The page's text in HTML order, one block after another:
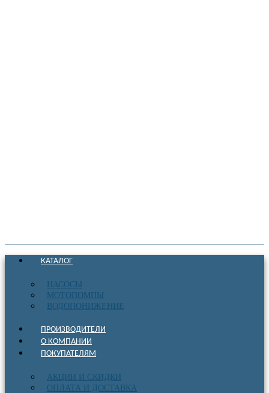
КАТАЛОГ
НАСОСЫ
МОТОПОМПЫ
ВОДОПОНИЖЕНИЕ
ПРОИЗВОДИТЕЛИ
О КОМПАНИИ
ПОКУПАТЕЛЯМ
АКЦИИ И СКИДКИ
ОПЛАТА И ДОСТАВКА